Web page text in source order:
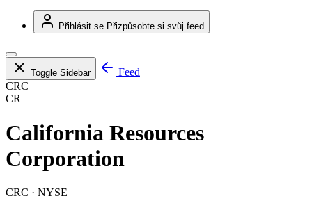
Přihlásit se Přizpůsobte si svůj feed
Toggle Sidebar
Feed
CRC
CR
California Resources
Corporation
CRC · NYSE